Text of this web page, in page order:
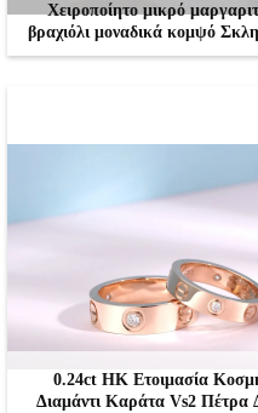
Χειροποίητο μικρό
βραχιόλι μοναδικά κομψό
κοσμήματα 18k για
0.24ct HK Ετοιμασία
Διαμάντι Καράτα Vs2 Πέτρα